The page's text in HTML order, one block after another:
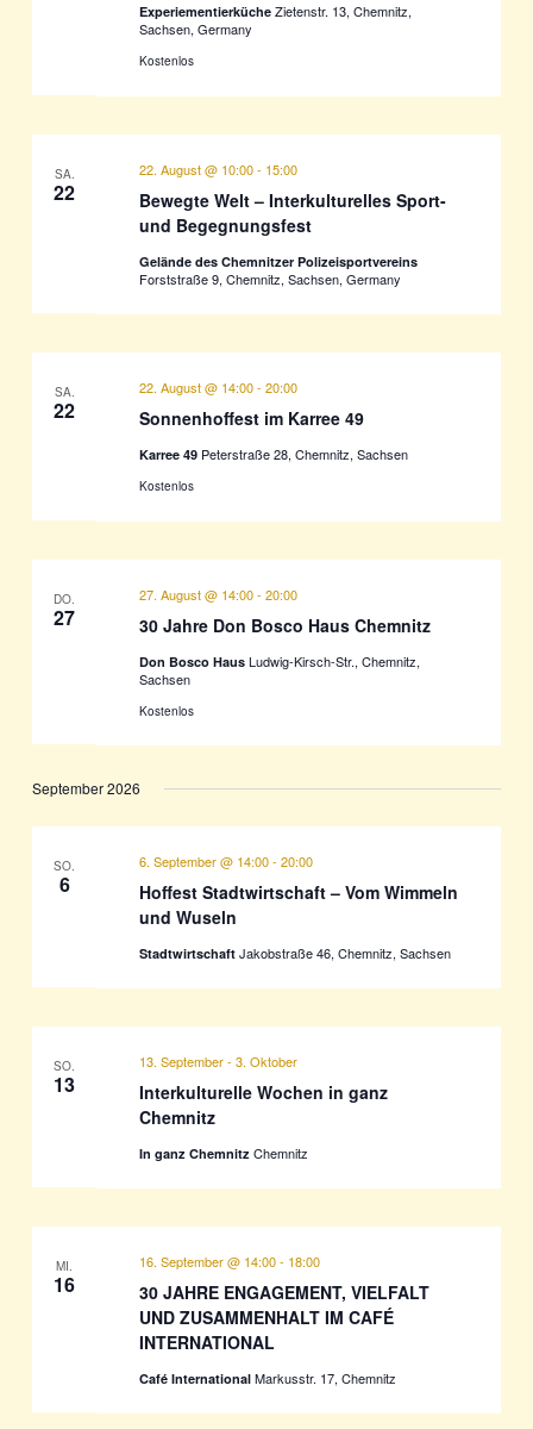
Experiementierküche Zietenstr. 13, Chemnitz,
Sachsen, Germany
Kostenlos
SA.
22
Bewegte Welt – Interkulturelles Sport-
und Begegnungsfest
22. August @ 10:00- 15:00
Gelände des Chemnitzer Polizeisportvereins
Forststraße 9, Chemnitz, Sachsen, Germany
SA.
22 Sonnenhoffest im Karree 49
22. August @ 14:00- 20:00
Karree 49 Peterstraße 28, Chemnitz, Sachsen
Kostenlos
DO.
27 30 Jahre Don Bosco Haus Chemnitz
27. August @ 14:00- 20:00
Don Bosco Haus Ludwig-Kirsch-Str., Chemnitz,
Sachsen
Kostenlos
September 2026
SO.
6
Hoffest Stadtwirtschaft – Vom Wimmeln
und Wuseln
6. September @ 14:00- 20:00
Stadtwirtschaft Jakobstraße 46, Chemnitz, Sachsen
SO.
13
Interkulturelle Wochen in ganz
Chemnitz
13. September- 3. Oktober
In ganz Chemnitz Chemnitz
MI.
16
30 JAHRE ENGAGEMENT, VIELFALT
UND ZUSAMMENHALT IM CAFÉ
INTERNATIONAL
16. September @ 14:00- 18:00
Café International Markusstr. 17, Chemnitz